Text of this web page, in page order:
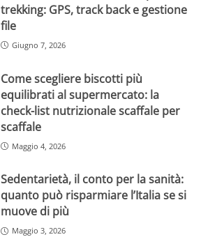
trekking: GPS, track back e gestione
file
Giugno 7, 2026
Come scegliere biscotti più
equilibrati al supermercato: la
check-list nutrizionale scaffale per
scaffale
Maggio 4, 2026
Sedentarietà, il conto per la sanità:
quanto può risparmiare l’Italia se si
muove di più
Maggio 3, 2026